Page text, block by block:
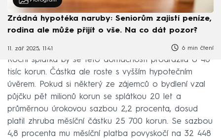
Zrádná hypotéka naruby: Seniorům zajistí peníze,
rodina ale může přijít o vše. Na co dát pozor?
11. zář 2025, 11:41 6 min čtení
Roční splátka by se této domácnosti prodražila o 48
tisíc korun. Částka ale roste s vyšším hypotečním
úvěrem. Pokud si některý ze zájemců o bydlení vzal
půjčku pět milionů korun se splátkou 20 let a
průměrnou úrokovou sazbou 2,2 procenta, dosud
platil zhruba měsíční částku 25 700 korun. Se sazbou
4,8 procenta mu měsíční platba povyskočí na 32 448